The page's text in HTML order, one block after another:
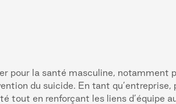
pour la santé masculine, notamment
du suicide. En tant
tout en renforçant les liens d’équipe